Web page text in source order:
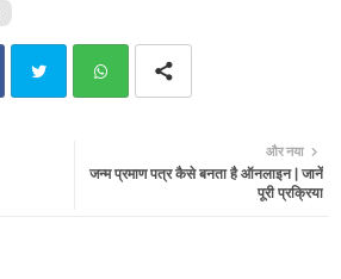
tsap
और नया
जन्म प्रमाण पत्र कैसे बनता है ऑनलाइन | जानें
पूरी प्रक्रिया